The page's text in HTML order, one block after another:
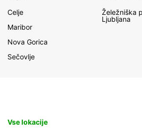
Celje
Maribor
Nova Gorica
Sečovlje
Želežniška
Ljubljana
Vse lokacije